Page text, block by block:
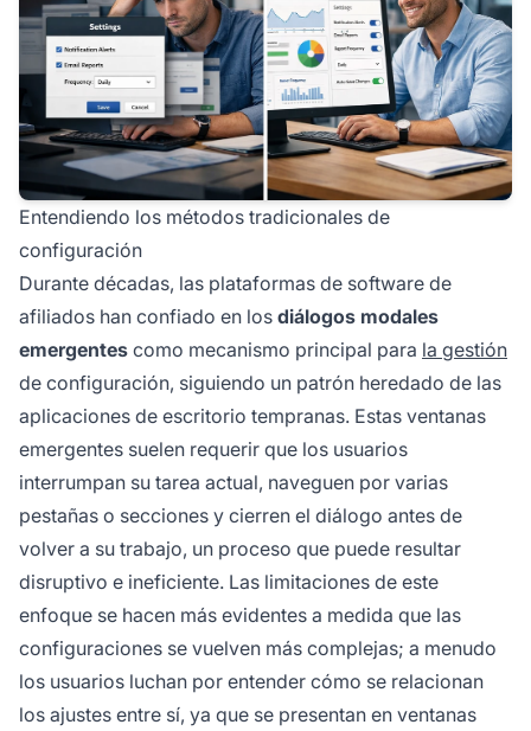
Entendiendo los métodos tradicionales de
configuración
Durante décadas, las plataformas de software de
afiliados han confiado en los diálogos modales
emergentes como mecanismo principal para la gestión
de configuración, siguiendo un patrón heredado de las
aplicaciones de escritorio tempranas. Estas ventanas
emergentes suelen requerir que los usuarios
interrumpan su tarea actual, naveguen por varias
pestañas o secciones y cierren el diálogo antes de
volver a su trabajo, un proceso que puede resultar
disruptivo e ineficiente. Las limitaciones de este
enfoque se hacen más evidentes a medida que las
configuraciones se vuelven más complejas; a menudo
los usuarios luchan por entender cómo se relacionan
los ajustes entre sí, ya que se presentan en ventanas